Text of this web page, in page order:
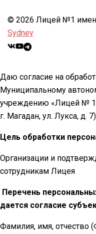
© 2026 Лицей №1
Sydney
Даю согласие на
Муниципальному
учреждению «Лицей № 1
г. Магадан, ул. Лукса, д. 7)
Цель обработки
Организации и
сотрудникам Лицея
Перечень
дается согласие
Фамилия, имя, отчество